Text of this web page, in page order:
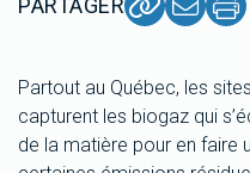
PARTAGER
Partout au Québec, les
capturent les biogaz qui
de la matière pour en faire